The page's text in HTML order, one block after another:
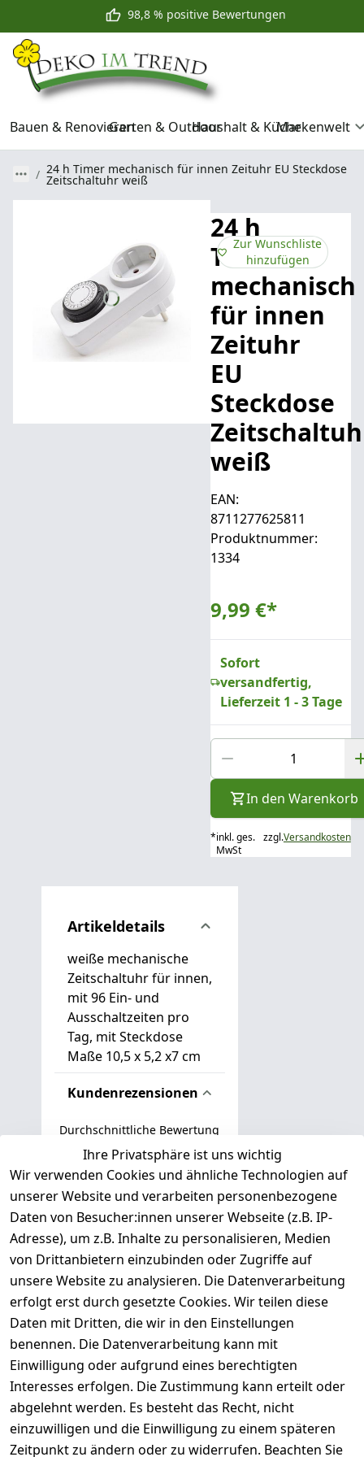
98,8 % positive Bewertungen
Bauen & RenovierenGarten & OutdoorHaushalt & KücheMarkenwelt
24 h Timer mechanisch für innen Zeituhr EU Steckdose
Zeitschaltuhr weiß
24 h
Timer
mechanisch
für innen
Zeituhr
EU
Steckdose
weiß
EAN:
8711277625811
Produktnummer:
1334
9,99 €*
Zur Wunschliste
hinzufügen
Sofort
versandfertig,
Lieferzeit 1 - 3 Tage
In den Warenkorb
*inkl. ges.
MwSt
zzgl.Versandkosten
Artikeldetails
weiße mechanische
Zeitschaltuhr für innen,
mit 96 Ein- und
Ausschaltzeiten pro
Tag, mit Steckdose
Maße 10,5 x 5,2 x7 cm
Kundenrezensionen
Durchschnittliche Bewertung
0
Basierend auf 0 Bewertung(en)
Bewertung abgeben
5
( 0
)
4
( 0
)
3
( 0
)
2
( 0
1
)
Ihre Privatsphäre ist uns wichtig
Wir verwenden Cookies und ähnliche Technologien auf
unserer Website und verarbeiten personenbezogene
Daten von Besucher:innen unserer Webseite (z.B. IP-
Adresse), um z.B. Inhalte zu personalisieren, Medien
von Drittanbietern einzubinden oder Zugriffe auf
unsere Website zu analysieren. Die Datenverarbeitung
erfolgt erst durch gesetzte Cookies. Wir teilen diese
Daten mit Dritten, die wir in den Einstellungen
benennen. Die Datenverarbeitung kann mit
Einwilligung oder aufgrund eines berechtigten
Interesses erfolgen. Die Zustimmung kann erteilt oder
abgelehnt werden. Es besteht das Recht, nicht
einzuwilligen und die Einwilligung zu einem späteren
Zeitpunkt zu ändern oder zu widerrufen. Beachten Sie